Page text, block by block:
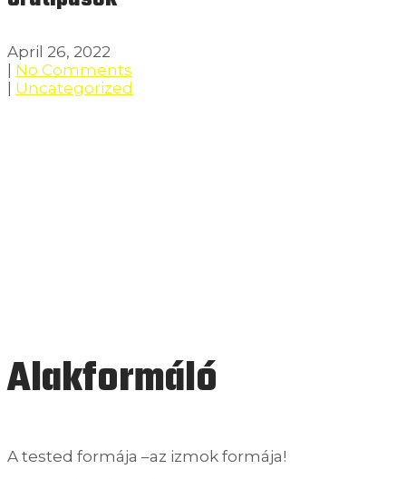
April 26, 2022
No Comments
Uncategorized
Alakformáló
A tested formája –az izmok formája!